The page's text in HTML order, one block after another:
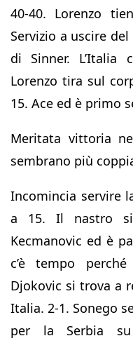
40-40. Lorenzo
Servizio a uscire
di Sinner. L’Italia
Lorenzo tira sul
15. Ace ed è primo
Meritata vittoria
sembrano più
Incomincia servire
a 15. Il nastro
Kecmanovic ed è
c’è tempo
Djokovic si trova a
Italia. 2-1. Sonego
per la Serbia su